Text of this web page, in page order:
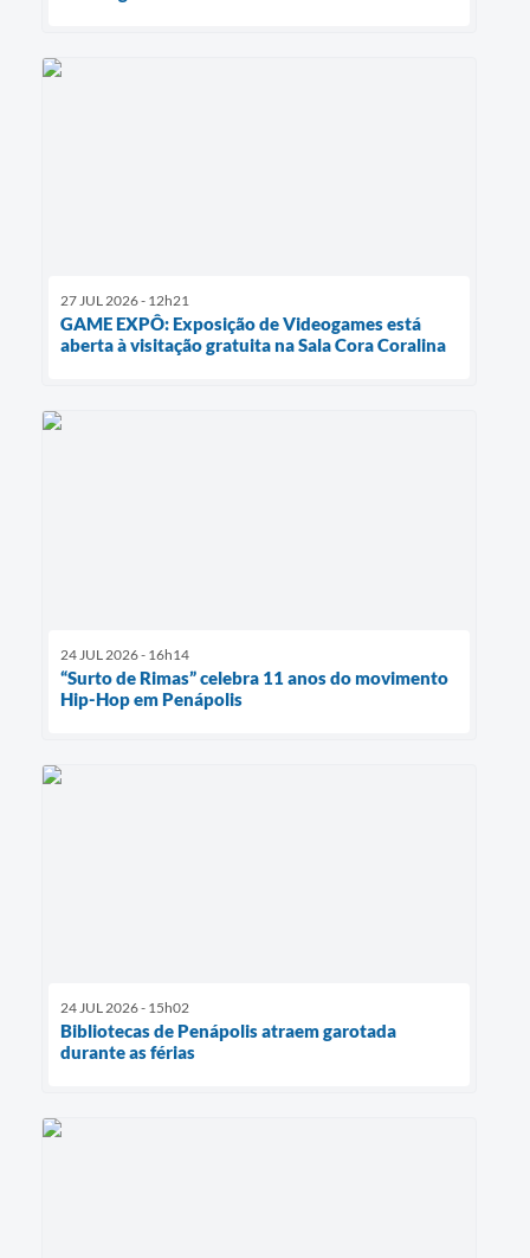
27 JUL 2026 - 12h21
GAME EXPÔ: Exposição de Videogames está
aberta à visitação gratuita na Sala Cora Coralina
24 JUL 2026 - 16h14
“Surto de Rimas” celebra 11 anos do movimento
Hip-Hop em Penápolis
24 JUL 2026 - 15h02
Bibliotecas de Penápolis atraem garotada
durante as férias